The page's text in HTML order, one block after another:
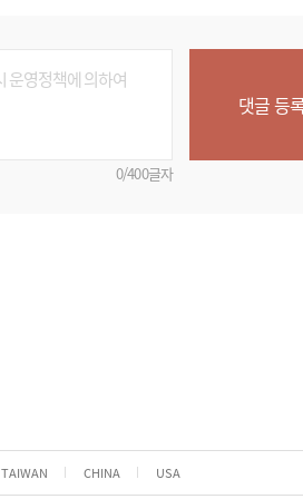
댓글 등
0/400글자
TAIWAN CHINA USA